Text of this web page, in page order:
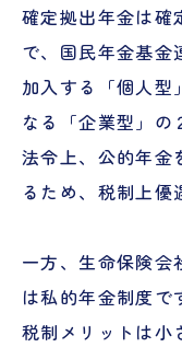
確定拠出年金は確
で、国民年金基金
加入する「個人型
なる「企業型」の
法令上、公的年金
るため、税制上優
一方、生命保険会
は私的年金制度で
税制メリットは小